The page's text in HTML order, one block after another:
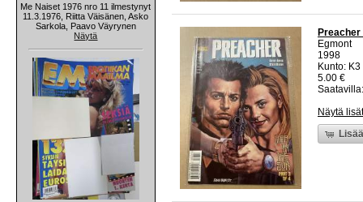
Me Naiset 1976 nro 11 ilmestynyt
11.3.1976, Riitta Väisänen, Asko
Sarkola, Paavo Väyrynen
Näytä
Egmont
1998
Kunto:
5.00 €
Näytä